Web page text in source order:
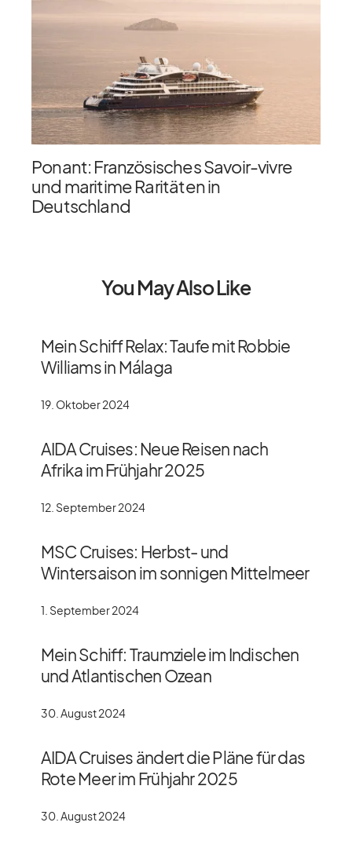
Ponant: Französisches Savoir-vivre
und maritime Raritäten in
Deutschland
You May Also Like
Mein Schiff Relax: Taufe mit Robbie
Williams in Málaga
19. Oktober 2024
AIDA Cruises: Neue Reisen nach
Afrika im Frühjahr 2025
12. September 2024
MSC Cruises: Herbst- und
Wintersaison im sonnigen Mittelmeer
1. September 2024
Mein Schiff: Traumziele im Indischen
und Atlantischen Ozean
30. August 2024
AIDA Cruises ändert die Pläne für das
Rote Meer im Frühjahr 2025
30. August 2024